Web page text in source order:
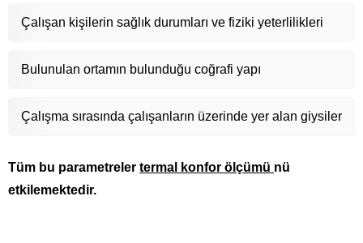
Çalışan kişilerin sağlık durumları ve fiziki yeterlilikleri
Bulunulan ortamın bulunduğu coğrafi yapı
Çalışma sırasında çalışanların üzerinde yer alan giysiler
Tüm bu parametreler termal konfor ölçümü nü
etkilemektedir.